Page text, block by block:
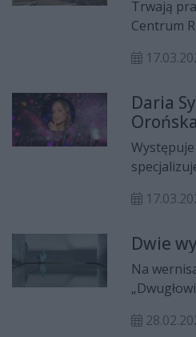
Trwają
Centrum
Funduszy
Daria
ze
siatkarza
Orońsku
Dwie
Na
Centrum